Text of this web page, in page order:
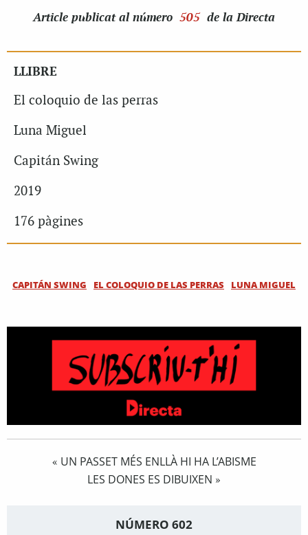
Article publicat al número 505 de la Directa
LLIBRE
El coloquio de las perras
Luna Miguel
Capitán Swing
2019
176 pàgines
CAPITÁN SWING EL COLOQUIO DE LAS PERRAS LUNA MIGUEL
« UN PASSET MÉS ENLLÀ HI HA L’ABISME
LES DONES ES DIBUIXEN »
NÚMERO 602